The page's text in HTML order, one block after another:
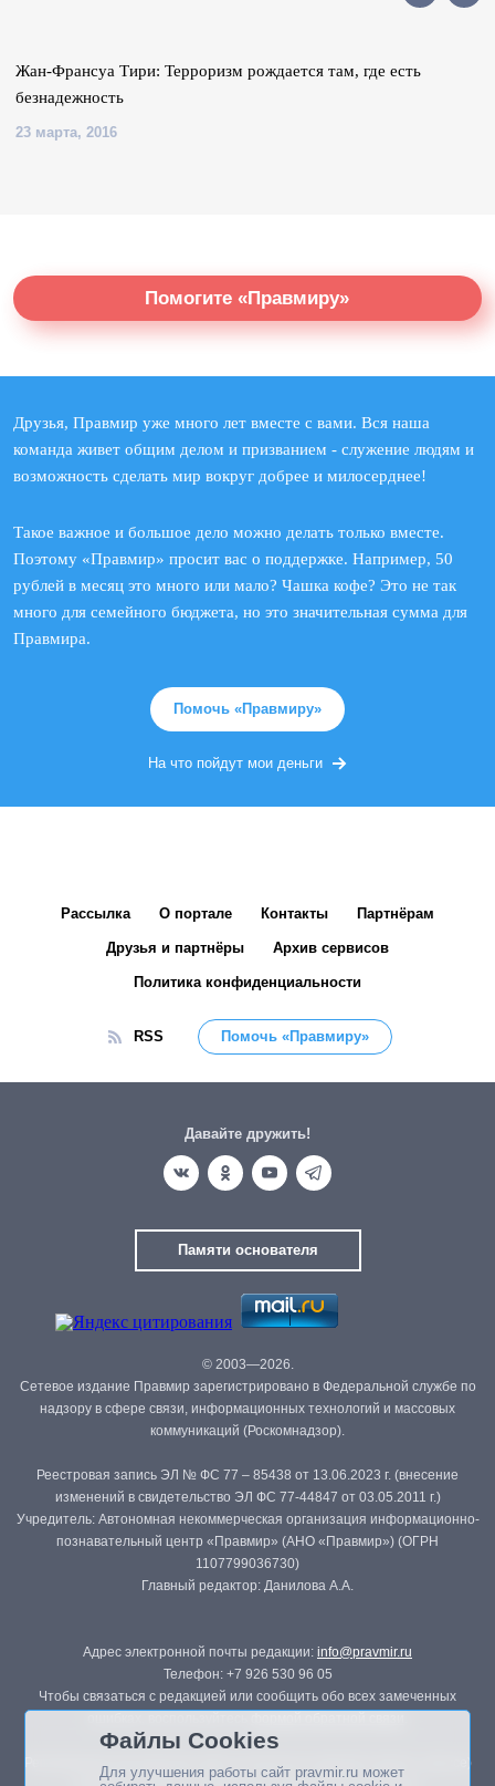
Жан-Франсуа Тири: Терроризм рождается там, где есть
безнадежность
23 марта, 2016
Помогите «Правмиру»
Друзья, Правмир уже много лет вместе с вами. Вся наша
команда живет общим делом и призванием - служение людям и
возможность сделать мир вокруг добрее и милосерднее!
Такое важное и большое дело можно делать только вместе.
Поэтому «Правмир» просит вас о поддержке. Например, 50
рублей в месяц это много или мало? Чашка кофе? Это не так
много для семейного бюджета, но это значительная сумма для
Правмира.
Помочь «Правмиру»
На что пойдут мои деньги
Рассылка О портале Контакты Партнёрам
Друзья и партнёры Архив сервисов
Политика конфиденциальности
RSS Помочь «Правмиру»
Давайте дружить!
Памяти основателя
© 2003—2026.
Сетевое издание Правмир зарегистрировано в Федеральной службе по
надзору в сфере связи, информационных технологий и массовых
коммуникаций (Роскомнадзор).
Реестровая запись ЭЛ № ФС 77 – 85438 от 13.06.2023 г. (внесение
изменений в свидетельство ЭЛ ФС 77-44847 от 03.05.2011 г.)
Учредитель: Автономная некоммерческая организация информационно-
познавательный центр «Правмир» (АНО «Правмир») (ОГРН
1107799036730)
Главный редактор: Данилова А.А.
Адрес электронной почты редакции: info@pravmir.ru
Телефон: +7 926 530 96 05
Чтобы связаться с редакцией или сообщить обо всех замеченных
Републикация материалов сайта в печатных изданиях (книгах, прессе)
Файлы Cookies
Для улучшения работы сайт pravmir.ru может